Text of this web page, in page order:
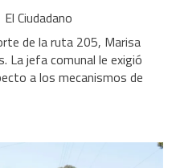
El Ciudadano
de la ruta 205, Marisa
La jefa comunal le exigió
a los mecanismos de